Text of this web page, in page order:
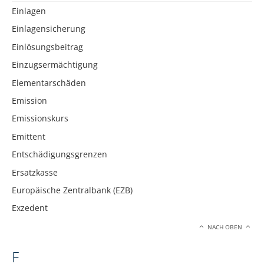
Einlagen
Einlagensicherung
Einlösungsbeitrag
Einzugsermächtigung
Elementarschäden
Emission
Emissionskurs
Emittent
Entschädigungsgrenzen
Ersatzkasse
Europäische Zentralbank (EZB)
Exzedent
NACH OBEN
F